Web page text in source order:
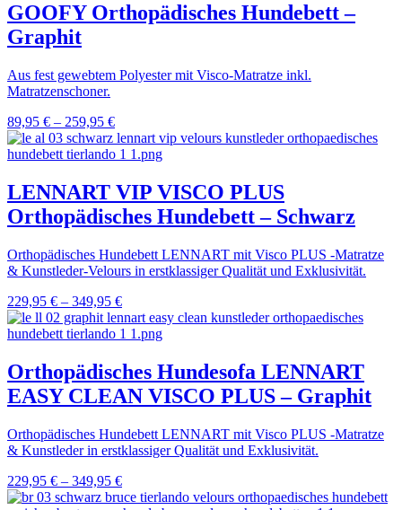
GOOFY Orthopädisches Hundebett –
Graphit
Aus fest gewebtem Polyester mit Visco-Matratze inkl.
Matratzenschoner.
89,95 € – 259,95 €
LENNART VIP VISCO PLUS
Orthopädisches Hundebett – Schwarz
Orthopädisches Hundebett LENNART mit Visco PLUS -Matratze
& Kunstleder-Velours in erstklassiger Qualität und Exklusivität.
229,95 € – 349,95 €
Orthopädisches Hundesofa LENNART
EASY CLEAN VISCO PLUS – Graphit
Orthopädisches Hundebett LENNART mit Visco PLUS -Matratze
& Kunstleder in erstklassiger Qualität und Exklusivität.
229,95 € – 349,95 €